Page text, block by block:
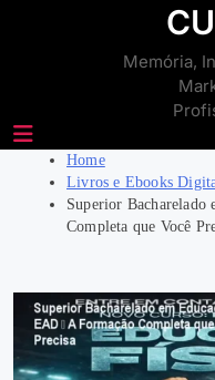
Memória,
Home
Livros e Ebooks
Superior Bacharelado
Completa que Você